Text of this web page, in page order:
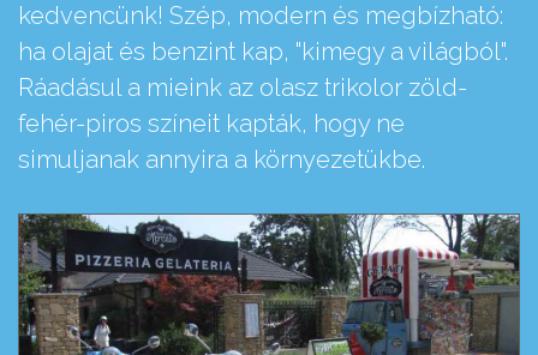
kedvencünk! Szép, modern és megbízható:
ha olajat és benzint kap, "kimegy a világból".
Ráadásul a mieink az olasz trikolor zöld-
fehér-piros színeit kapták, hogy ne
simuljanak annyira a környezetükbe.